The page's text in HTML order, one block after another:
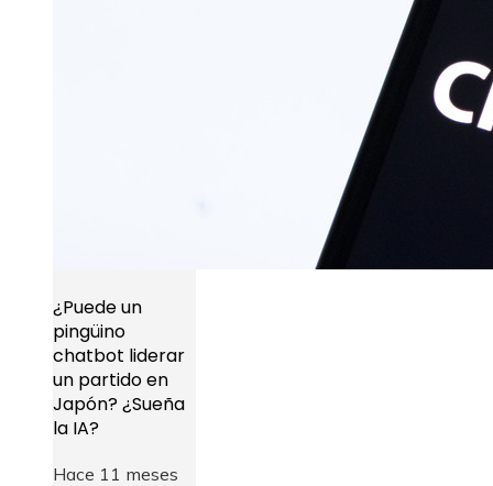
¿Puede un
pingüino
chatbot liderar
un partido en
Japón? ¿Sueña
la IA?
Hace 11 meses